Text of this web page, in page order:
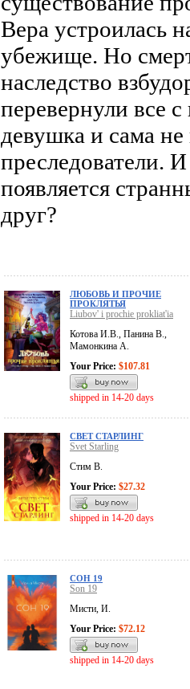
Вера устроилась
убежище. Но
наследство
перевернули все
девушка и сама
преследователи.
появляется
друг?
ЛЮБОВЬ И ПРОЧИЕ
ПРОКЛЯТЬЯ
Liubov' i prochie prokliat'ia
Котова И.В., Панина В.,
Мамонкина А.
Your Price: $107.81
shipped in 14-20 days
СВЕТ СТАРЛИНГ
Svet Starling
Стим В.
Your Price: $27.32
shipped in 14-20 days
СОН 19
Son 19
Мисти, И.
Your Price: $72.12
shipped in 14-20 days